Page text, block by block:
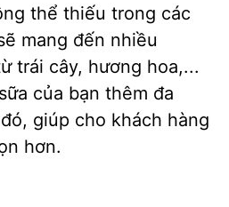
thể thiếu trong các
mang đến nhiều
trái cây, hương hoa,...
của bạn thêm đa
giúp cho khách hàng
hơn.